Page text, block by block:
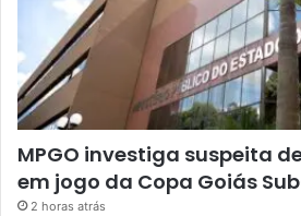
MPGO investiga suspeita
em jogo da Copa Goiás
2 horas atrás